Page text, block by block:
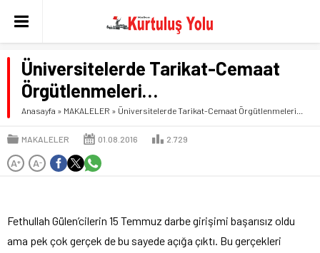
Üniversitelerde Tarikat-Cemaat
Örgütlenmeleri…
Anasayfa » MAKALELER » Üniversitelerde Tarikat-Cemaat Örgütlenmeleri…
MAKALELER 01.08.2016 2.729
A+ A-
Fethullah Gülen’cilerin 15 Temmuz darbe girişimi başarısız oldu
ama pek çok gerçek de bu sayede açığa çıktı. Bu gerçekleri